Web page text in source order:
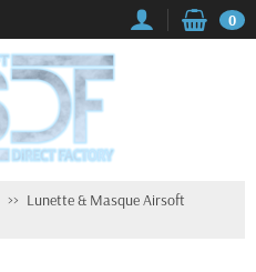
0
Lunette & Masque Airsoft